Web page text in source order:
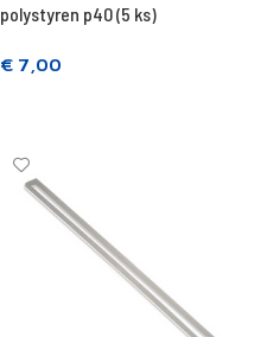
polystyren p40 (5 ks)
€ 7,00